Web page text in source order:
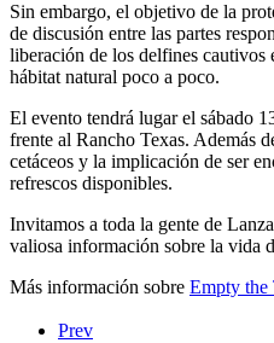
Sin embargo, el objetivo de la
de discusión entre las partes
liberación de los delfines cautivos
hábitat natural poco a poco.
El evento tendrá lugar el sábado
frente al Rancho Texas. Además
cetáceos y la implicación de ser
refrescos disponibles.
Invitamos a toda la gente de
valiosa información sobre la vida
Más información sobre Empty the
Prev